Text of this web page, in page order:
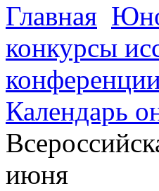
Главная
конкурсы
Календарь
июня